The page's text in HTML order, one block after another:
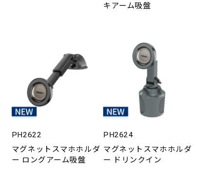
キアーム吸盤
PH2622
マグネットスマホホルダ
ー ロングアーム吸盤
PH2624
マグネットスマホホルダ
ー ドリンクイン